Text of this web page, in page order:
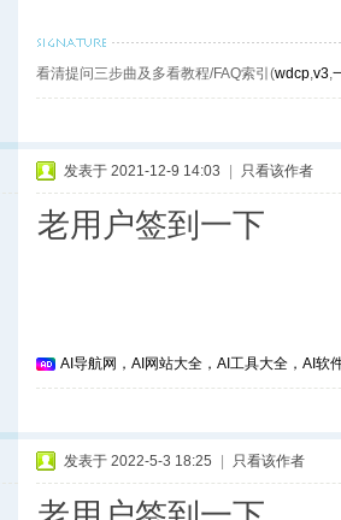
看清提问三步曲及多看教程/FAQ索引(wdcp,v3,
发表于 2021-12-9 14:03 只看该作者
老用户签到一下
AI导航网，AI网站大全，AI工具大全，AI软
发表于 2022-5-3 18:25 只看该作者